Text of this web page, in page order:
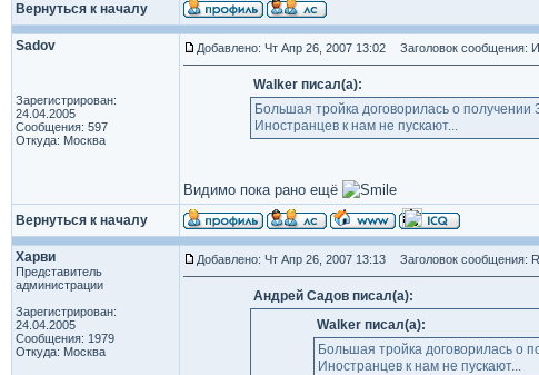
Вернуться к началу
Sadov
Зарегистрирован:
24.04.2005
Сообщения: 597
Откуда: Москва
Добавлено: Чт Апр 26, 2007 13:02 Заголовок сообщения:
Walker писал(а):
Большая тройка договорилась о получении
Иностранцев к нам не пускают...
Видимо пока рано ещё
Вернуться к началу
Харви
Представитель
администрации
Зарегистрирован:
24.04.2005
Сообщения: 1979
Откуда: Москва
Добавлено: Чт Апр 26, 2007 13:13 Заголовок сообщения:
Андрей Садов писал(а):
Walker писал(а):
Большая тройка договорилась о
Иностранцев к нам не пускают...